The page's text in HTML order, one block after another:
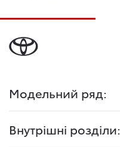
Модельний ряд:
Внутрішні розділи: